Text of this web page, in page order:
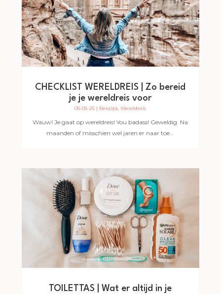
CHECKLIST WERELDREIS | Zo bereid
je je wereldreis voor
05-05-25 | Reistips,Wereldreis
Wauw! Je gaat op wereldreis! You badass! Geweldig. Na
maanden of misschien wel jaren er naar toe...
TOILETTAS | Wat er altijd in je